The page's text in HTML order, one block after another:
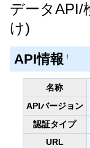
データAPI/
け)
API情報 †
名称
APIバージョン
認証タイプ
URL